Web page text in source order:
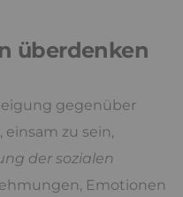
überdenken
gegenüber
zu sein,
der sozialen
Emotionen